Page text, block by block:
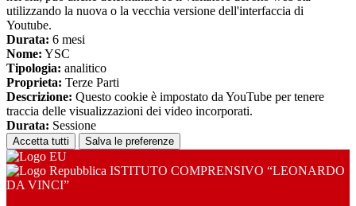
utilizzando la nuova o la vecchia versione dell'interfaccia di
Youtube.
Durata: 6 mesi
Nome: YSC
Tipologia: analitico
Proprieta: Terze Parti
Descrizione: Questo cookie è impostato da YouTube per tenere
traccia delle visualizzazioni dei video incorporati.
Durata: Sessione
Accetta tutti Salva le preferenze
ISTITUTO COMPRENSIVO “LEONARDO
DA VINCI”